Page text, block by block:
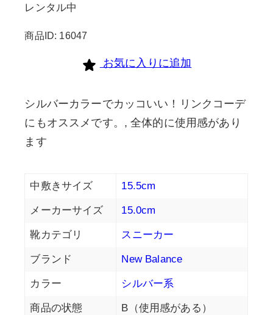
レンタル中
商品ID: 16047
お気に入りに追加
シルバーカラーでカッコいい！リンクコーデ
にもオススメです。, 全体的に使用感があり
ます
中敷きサイズ 15.5cm
メーカーサイズ 15.0cm
靴カテゴリ スニーカー
ブランド New Balance
カラー シルバー系
商品の状態 B（使用感がある）